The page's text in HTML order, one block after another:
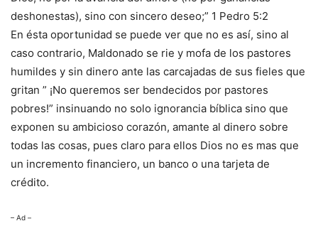
deshonestas), sino con sincero deseo;” 1 Pedro 5:2
En ésta oportunidad se puede ver que no es así, sino al
caso contrario, Maldonado se rie y mofa de los pastores
humildes y sin dinero ante las carcajadas de sus fieles que
gritan ” ¡No queremos ser bendecidos por pastores
pobres!” insinuando no solo ignorancia bíblica sino que
exponen su ambicioso corazón, amante al dinero sobre
todas las cosas, pues claro para ellos Dios no es mas que
un incremento financiero, un banco o una tarjeta de
crédito.
– Ad –